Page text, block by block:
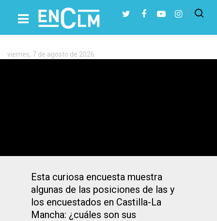
Etiqueta:
Comercial
Presiona Intro para buscar o ESC para cerrar
viernes, 7 de agosto de 2026
Esta curiosa encuesta muestra
algunas de las posiciones de las y
los encuestados en Castilla-La
Mancha: ¿cuáles son sus